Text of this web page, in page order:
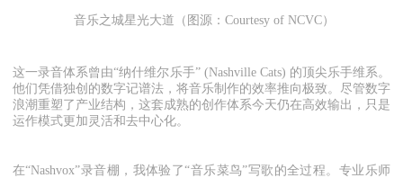
音乐之城星光大道（图源：Courtesy of NCVC）
这一录音体系曾由“纳什维尔乐手” (Nashville Cats) 的顶尖乐手维系。
他们凭借独创的数字记谱法，将音乐制作的效率推向极致。尽管数字
浪潮重塑了产业结构，这套成熟的创作体系今天仍在高效输出，只是
运作模式更加灵活和去中心化。
在“Nashvox”录音棚，我体验了“音乐菜鸟”写歌的全过程。专业乐师